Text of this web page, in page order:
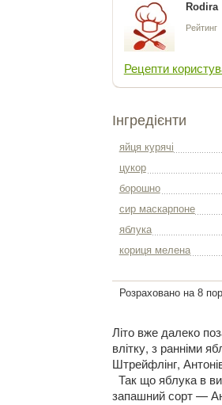
Rodira
Рейтинг
Рецепти
Інгредієнти
яйця курячі
цукор
борошно
сир маскарпоне
яблука
кориця мелена
Розраховано на 8
Літо вже далеко
влітку, з ранніми
Штрейфлінг,
Так що яблука в
запашний сорт —